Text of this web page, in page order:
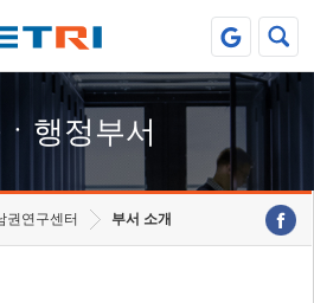
행정부서
권연구센터 부서 소개